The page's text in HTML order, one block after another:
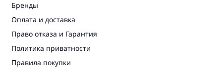
Бренды
Оплата и доставка
Право отказа и Гарантия
Политика приватности
Правила покупки